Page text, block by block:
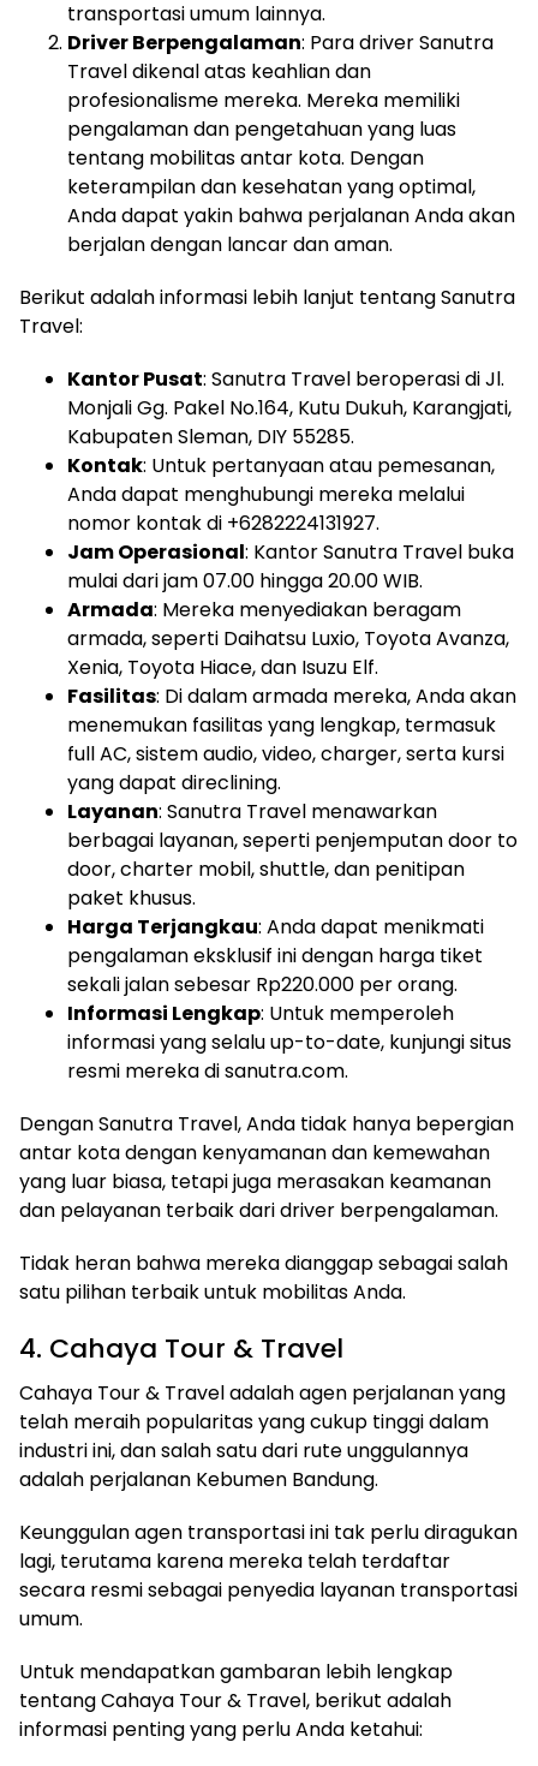
transportasi umum lainnya.
Driver Berpengalaman: Para driver Sanutra
Travel dikenal atas keahlian dan
profesionalisme mereka. Mereka memiliki
pengalaman dan pengetahuan yang luas
tentang mobilitas antar kota. Dengan
keterampilan dan kesehatan yang optimal,
Anda dapat yakin bahwa perjalanan Anda akan
berjalan dengan lancar dan aman.
Berikut adalah informasi lebih lanjut tentang Sanutra
Travel:
Kantor Pusat: Sanutra Travel beroperasi di Jl.
Monjali Gg. Pakel No.164, Kutu Dukuh, Karangjati,
Kabupaten Sleman, DIY 55285.
Kontak: Untuk pertanyaan atau pemesanan,
Anda dapat menghubungi mereka melalui
nomor kontak di +6282224131927.
Jam Operasional: Kantor Sanutra Travel buka
mulai dari jam 07.00 hingga 20.00 WIB.
Armada: Mereka menyediakan beragam
armada, seperti Daihatsu Luxio, Toyota Avanza,
Xenia, Toyota Hiace, dan Isuzu Elf.
Fasilitas: Di dalam armada mereka, Anda akan
menemukan fasilitas yang lengkap, termasuk
full AC, sistem audio, video, charger, serta kursi
yang dapat direclining.
Layanan: Sanutra Travel menawarkan
berbagai layanan, seperti penjemputan door to
door, charter mobil, shuttle, dan penitipan
paket khusus.
Harga Terjangkau: Anda dapat menikmati
pengalaman eksklusif ini dengan harga tiket
sekali jalan sebesar Rp220.000 per orang.
Informasi Lengkap: Untuk memperoleh
informasi yang selalu up-to-date, kunjungi situs
resmi mereka di sanutra.com.
Dengan Sanutra Travel, Anda tidak hanya bepergian
antar kota dengan kenyamanan dan kemewahan
yang luar biasa, tetapi juga merasakan keamanan
dan pelayanan terbaik dari driver berpengalaman.
Tidak heran bahwa mereka dianggap sebagai salah
satu pilihan terbaik untuk mobilitas Anda.
4. Cahaya Tour & Travel
Cahaya Tour & Travel adalah agen perjalanan yang
telah meraih popularitas yang cukup tinggi dalam
industri ini, dan salah satu dari rute unggulannya
adalah perjalanan Kebumen Bandung.
Keunggulan agen transportasi ini tak perlu diragukan
lagi, terutama karena mereka telah terdaftar
secara resmi sebagai penyedia layanan transportasi
umum.
Untuk mendapatkan gambaran lebih lengkap
tentang Cahaya Tour & Travel, berikut adalah
informasi penting yang perlu Anda ketahui: